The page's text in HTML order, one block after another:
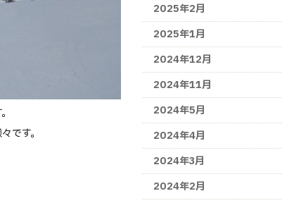
です。
2025年2月
2025年1月
2024年12月
2024年11月
2024年5月
2024年4月
2024年3月
2024年2月